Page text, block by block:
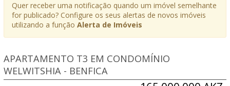
Quer receber uma notificação quando um imóvel semelhante
for publicado? Configure os seus alertas de novos imóveis
utilizando a função Alerta de Imóveis
APARTAMENTO T3 EM CONDOMÍNIO
WELWITSHIA - BENFICA